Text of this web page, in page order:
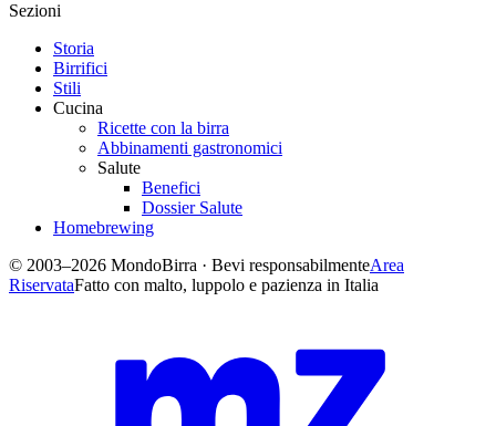
Sezioni
Storia
Birrifici
Stili
Cucina
Ricette con la birra
Abbinamenti gastronomici
Salute
Benefici
Dossier Salute
Homebrewing
© 2003–2026 MondoBirra · Bevi responsabilmenteArea
RiservataFatto con malto, luppolo e pazienza in Italia